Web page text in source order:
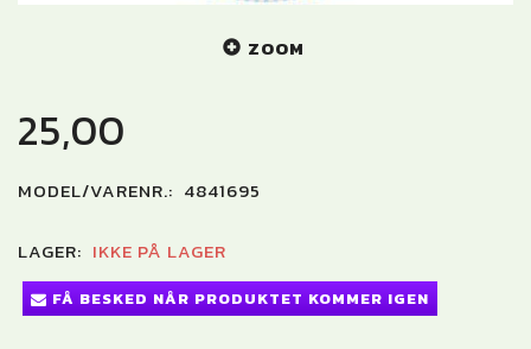
ZOOM
25,00
MODEL/VARENR.: 4841695
LAGER: IKKE PÅ LAGER
FÅ BESKED NÅR PRODUKTET KOMMER IGEN